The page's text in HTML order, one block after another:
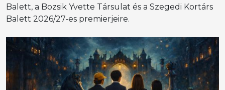
Balett, a Bozsik Yvette Társulat és a Szegedi Kortárs
Balett 2026/27-es premierjeire.